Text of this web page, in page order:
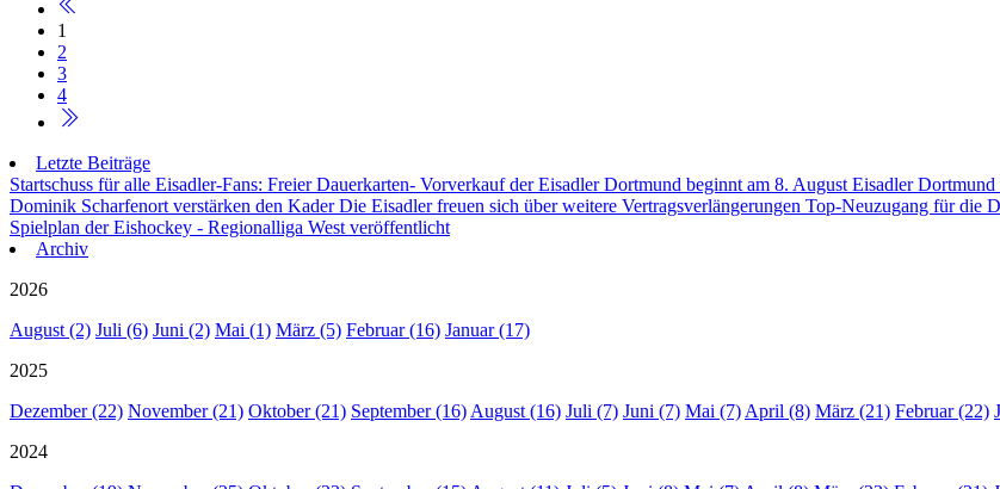
1
2
3
4
Letzte Beiträge
Startschuss für alle Eisadler-Fans: Freier Dauerkarten- Vorverkauf der Eisadler Dortmund beginnt am 8. AugustEisadler
Dominik Scharfenort verstärken den KaderDie Eisadler freuen sich über weitere Vertragsverlängerungen Top-Neuzugang für die
Spielplan der Eishockey - Regionalliga West veröffentlicht
Archiv
2026
August (2) Juli (6) Juni (2) Mai (1) März (5) Februar (16) Januar (17)
2025
Dezember (22) November (21) Oktober (21) September (16)August (16) Juli (7) Juni (7) Mai (7)April (8) März (21) Februar (22)
2024